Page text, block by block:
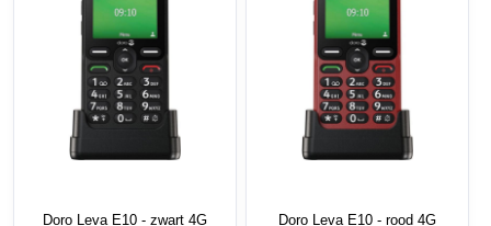
Doro Leva E10 - zwart 4G
Doro Leva E10 - rood 4G